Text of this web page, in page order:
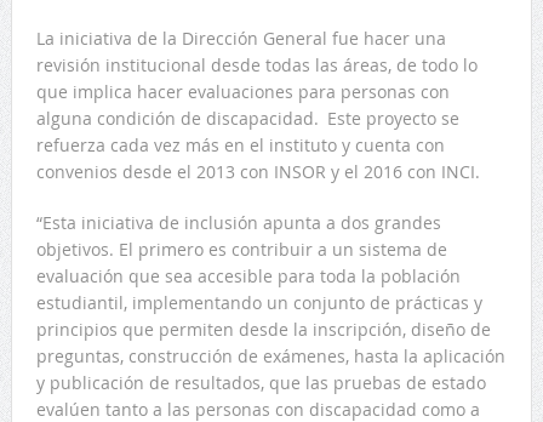
La iniciativa de la Dirección General fue hacer una
revisión institucional desde todas las áreas, de todo lo
que implica hacer evaluaciones para personas con
alguna condición de discapacidad. Este proyecto se
refuerza cada vez más en el instituto y cuenta con
convenios desde el 2013 con INSOR y el 2016 con INCI.
“Esta iniciativa de inclusión apunta a dos grandes
objetivos. El primero es contribuir a un sistema de
evaluación que sea accesible para toda la población
estudiantil, implementando un conjunto de prácticas y
principios que permiten desde la inscripción, diseño de
preguntas, construcción de exámenes, hasta la aplicación
y publicación de resultados, que las pruebas de estado
evalúen tanto a las personas con discapacidad como a